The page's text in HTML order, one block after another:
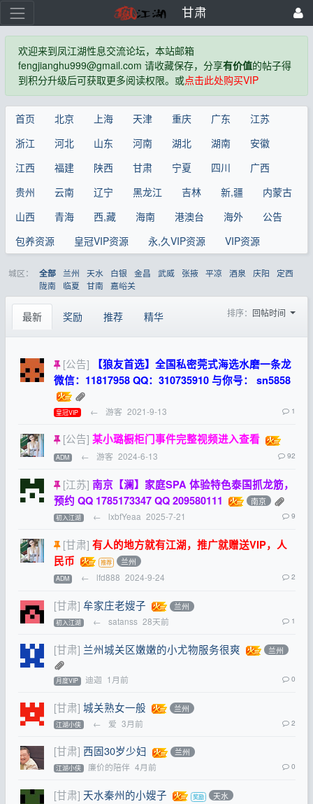
甘肃
欢迎来到凤江湖性息交流论坛，本站邮箱
fengjianghu999@gmail.com 请收藏保存，分享有价值的帖子得
到积分升级后可获取更多阅读权限。或点击此处购买VIP
首页 北京 上海 天津 重庆 广东
江苏
浙江
河北 山东 河南 湖北 湖南
安徽
江西
福建 陕西 甘肃 宁夏 四川
广西
贵州
云南 辽宁 黑龙江 吉林 新,疆
内蒙古
山西
青海 西,藏 海南 港澳台 海外
公告
包养资源
皇冠VIP资源 永,久VIP资源 VIP资源
城区： 全部 兰州 天水 白银 金昌 武威 张掖 平凉 酒泉 庆阳
定西
陇南
临夏 甘南 嘉峪关
最新 奖励 推荐 精华 排序： 回帖时间
[公告]
【狼友首选】全国私密莞式海选水磨一条龙
微信：11817958 QQ：310735910 与你号： sn5858
皇冠VIP ← 游客 2021-9-13 1
[公告] 某小璐橱柜门事件完整视频进入查看
ADM ← 游客 2024-6-13 92
[江苏] 南京【澜】家庭SPA 体验特色泰国抓龙筋，
预约 QQ 1785173347 QQ 209580111
南京
初入江湖 ← lxbfYeaa 2025-7-21 9
[甘肃] 有人的地方就有江湖，推广就赠送VIP，人
民币
兰州
ADM ← lfd888 2024-9-24 2
[甘肃] 牟家庄老嫂子 兰州
初入江湖 ← satanss 28天前 1
[甘肃] 兰州城关区嫩嫩的小尤物服务很爽 兰州
月度VIP 迪迦 1月前 0
[甘肃] 城关熟女一般 兰州
江湖小侠 ← 爱 3月前 2
[甘肃] 西固30岁少妇 兰州
江湖小侠 廉价的陪伴 4月前 0
[甘肃] 天水秦州的小嫂子 天水